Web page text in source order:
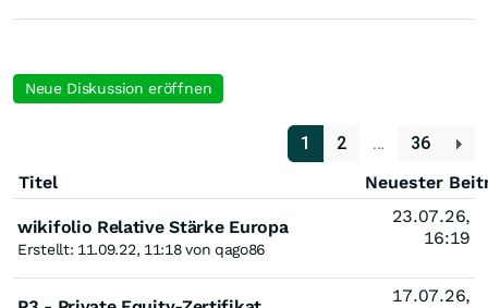
Neue Diskussion eröffnen
1 2 …
36
Titel
Neuester
wikifolio Relative Stärke Europa
Erstellt: 11.09.22, 11:18 von qago86
23.07.26,
16:19
17.07.26,